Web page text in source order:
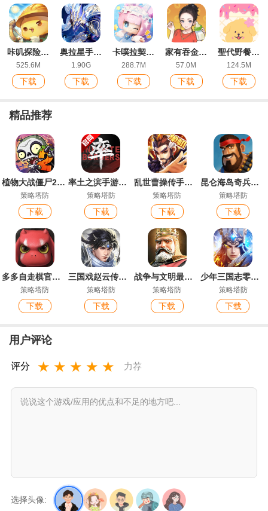
咔叽探险队官方版
525.6M
下载
奥拉星手游最新版
1.90G
下载
卡噗拉契约手游最新版
288.7M
下载
家有吞金兽游戏官方版
57.0M
下载
聖代野餐游戏
124.5M
下载
精品推荐
植物大战僵尸2最新版
策略塔防
下载
率土之滨手游最新版
策略塔防
下载
乱世曹操传手游最新版
策略塔防
下载
昆仑海岛奇兵最新版本
策略塔防
下载
多多自走棋官方服
策略塔防
下载
三国戏赵云传游戏最新版
策略塔防
下载
战争与文明最新版本
策略塔防
下载
少年三国志零官方版
策略塔防
下载
用户评论
评分 ★ ★ ★ ★ ★ 力荐
选择头像: